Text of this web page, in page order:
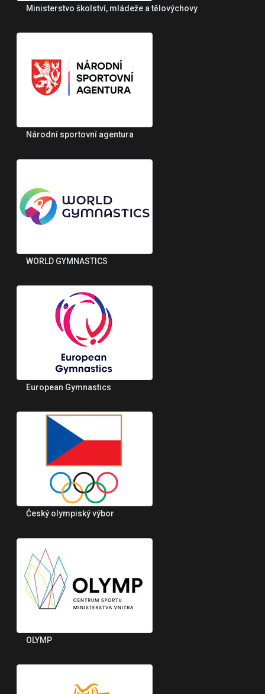
Ministerstvo školství, mládeže a tělovýchovy
Národní sportovní agentura
WORLD GYMNASTICS
European Gymnastics
Český olympiský výbor
OLYMP